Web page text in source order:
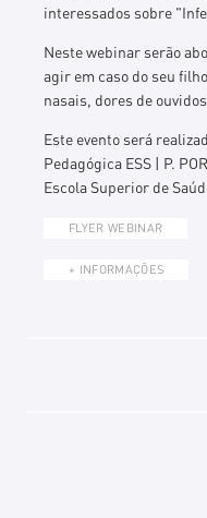
interessados sobre
Neste webinar serão
agir em caso do seu
nasais, dores de
Este evento será
Pedagógica ESS | P.
Escola Superior de
FLYER WEBINAR
+ INFORMAÇÕES